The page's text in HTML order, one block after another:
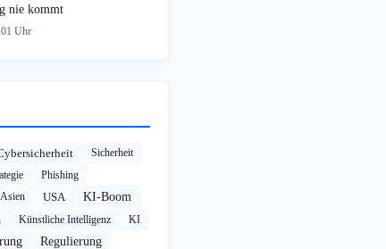
nie kommt
Uhr
Sicherheit
Phishing
Asien USA KI-Boom
Künstliche Intelligenz KI
Regulierung